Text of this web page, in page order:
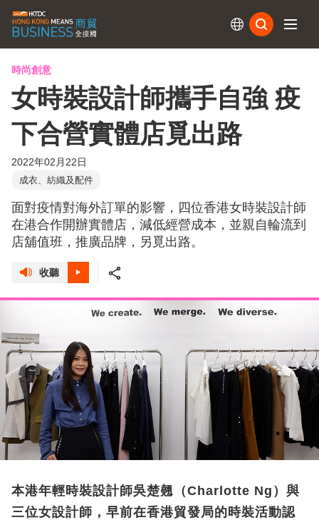
時尚創意
女時裝設計師攜手自強 疫
下合營實體店覓出路
2022年02月22日
成衣、紡織及配件
面對疫情對海外訂單的影響，四位香港女時裝設計師
在港合作開辦實體店，減低經營成本，並親自輪流到
店舖值班，推廣品牌，另覓出路。
收聽
本港年輕時裝設計師吳楚翹（Charlotte Ng）與
三位女設計師，早前在香港貿發局的時裝活動認